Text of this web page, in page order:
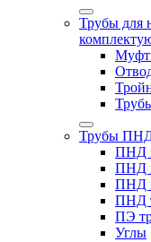
Трубы для
Трубы
ПНД
ПНД
ПНД
ПНД
ПЭ
Углы